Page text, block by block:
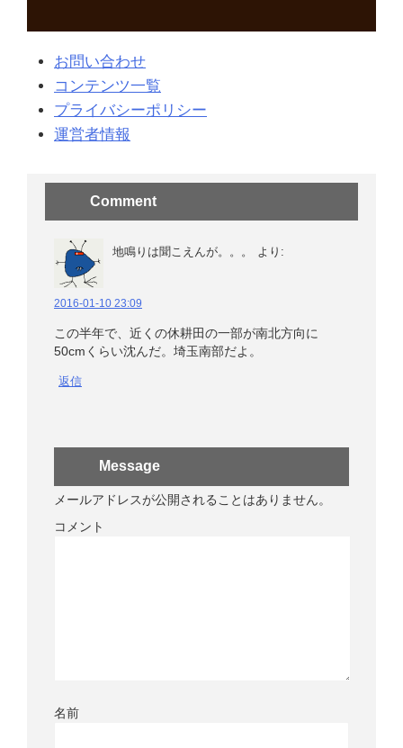
お問い合わせ
コンテンツ一覧
プライバシーポリシー
運営者情報
Comment
地鳴りは聞こえんが。。。 より:
2016-01-10 23:09
この半年で、近くの休耕田の一部が南北方向に
50cmくらい沈んだ。埼玉南部だよ。
返信
Message
メールアドレスが公開されることはありません。
コメント
名前